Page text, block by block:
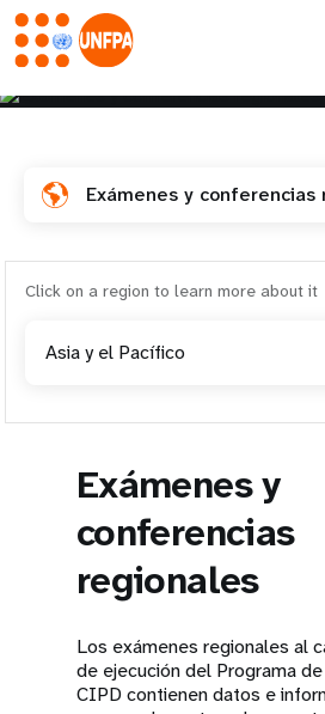
Pasar
M
n
i
Exámenes y conferencias
Click on a region to learn more about it
Asia y el Pacífico
Exámenes y
conferencias
regionales
Los exámenes regionales al
de ejecución del Programa
CIPD contienen datos e